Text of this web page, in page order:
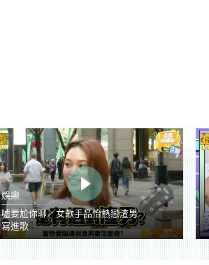
娛樂
噓要尬你聊／女歌手品怡熱戀渣男
寫進歌